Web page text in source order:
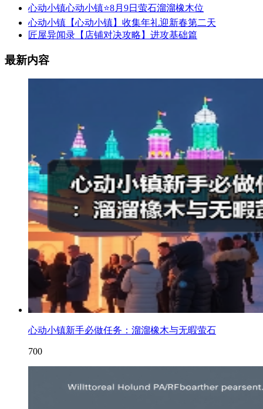
心动小镇心动小镇⭐8月9日萤石溜溜橡木位
心动小镇【心动小镇】收集年礼迎新春第二天
匠屋异闻录【店铺对决攻略】进攻基础篇
最新内容
心动小镇新手必做任务：溜溜橡木与无暇萤石
700